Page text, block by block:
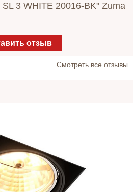
3 WHITE 20016-BK" Zuma
отзыв
Cмотреть все отзывы